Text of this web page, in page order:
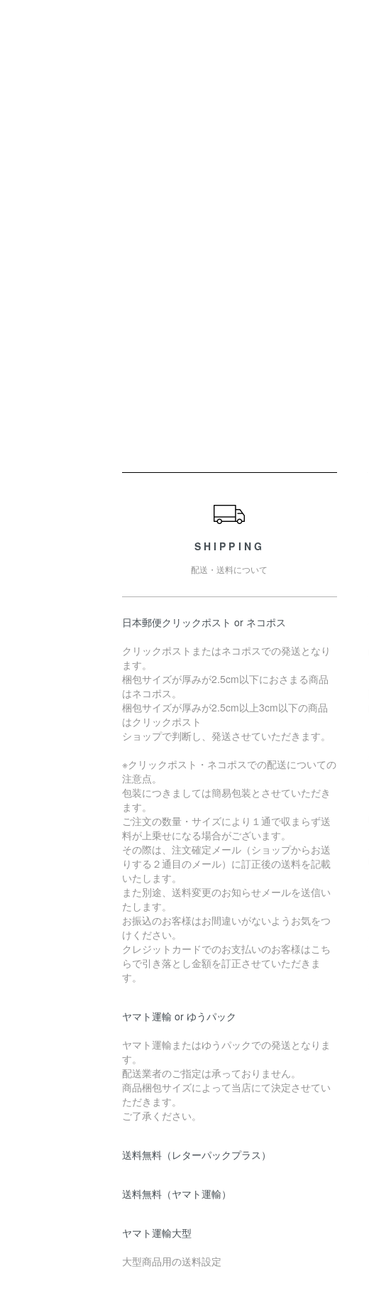
SHIPPING
配送・送料について
日本郵便クリックポスト or ネコポス
クリックポストまたはネコポスでの発送となり
ます。
梱包サイズが厚みが2.5cm以下におさまる商品
はネコポス。
梱包サイズが厚みが2.5cm以上3cm以下の商品
はクリックポスト
ショップで判断し、発送させていただきます。
※クリックポスト・ネコポスでの配送についての
注意点。
包装につきましては簡易包装とさせていただき
ます。
ご注文の数量・サイズにより１通で収まらず送
料が上乗せになる場合がございます。
その際は、注文確定メール（ショップからお送
りする２通目のメール）に訂正後の送料を記載
いたします。
また別途、送料変更のお知らせメールを送信い
たします。
お振込のお客様はお間違いがないようお気をつ
けください。
クレジットカードでのお支払いのお客様はこち
らで引き落とし金額を訂正させていただきま
す。
ヤマト運輸 or ゆうパック
ヤマト運輸またはゆうパックでの発送となりま
す。
配送業者のご指定は承っておりません。
商品梱包サイズによって当店にて決定させてい
ただきます。
ご了承ください。
送料無料（レターパックプラス）
送料無料（ヤマト運輸）
ヤマト運輸大型
大型商品用の送料設定